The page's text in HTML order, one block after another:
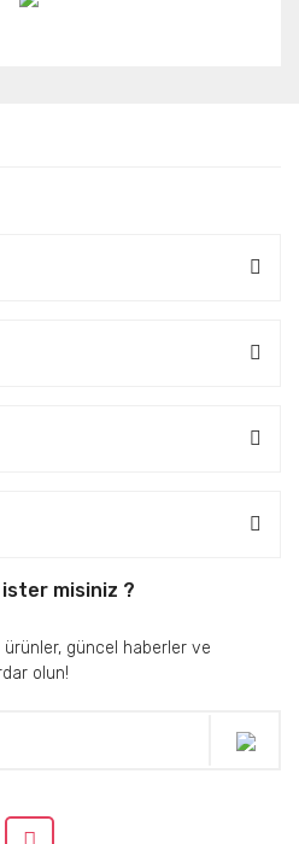
misiniz ?
ürünler, güncel haberler ve
olun!